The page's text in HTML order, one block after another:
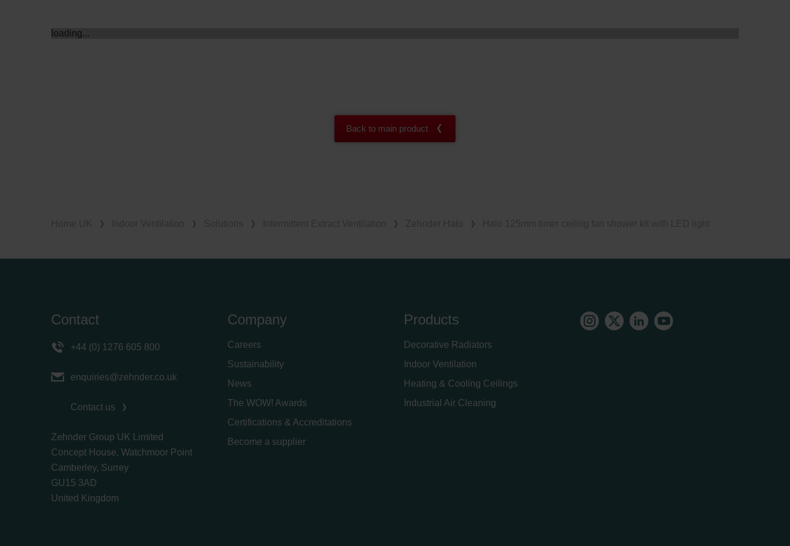
loading...
Back to main product
Contact
+44 (0) 1276 605 800
enquiries@zehnder.co.uk
Contact us
Zehnder Group UK Limited
Concept House, Watchmoor Point
Camberley, Surrey
GU15 3AD
​​​​​​​United Kingdom
Company
Careers
Sustainability
News
The WOW! Awards
Certifications & Accreditations
Become a supplier
Products
Decorative Radiators
Indoor Ventilation
Heating & Cooling Ceilings
Industrial Air Cleaning